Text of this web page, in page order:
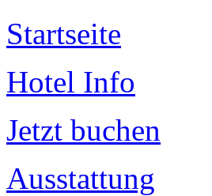
Startseite
Hotel Info
Jetzt buchen
Ausstattung